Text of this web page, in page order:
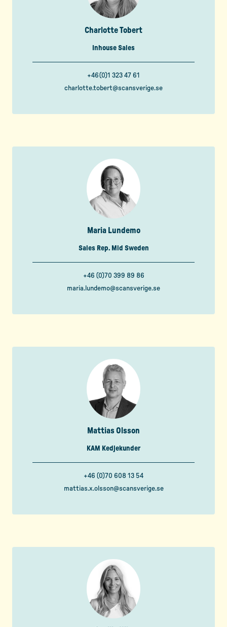
Charlotte Tobert
Inhouse Sales
+46(0)1 323 47 61
charlotte.tobert@scansverige.se
Maria Lundemo
Sales Rep. Mid Sweden
+46 (0)70 399 89 86
maria.lundemo@scansverige.se
Mattias Olsson
KAM Kedjekunder
+46 (0)70 608 13 54
mattias.x.olsson@scansverige.se